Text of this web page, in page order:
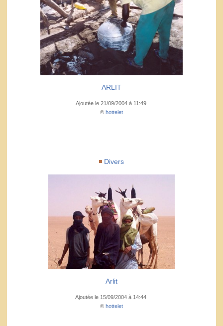
ARLIT
Ajoutée le 21/09/2004 à 11:49
© hottelet
Divers
Arlit
Ajoutée le 15/09/2004 à 14:44
© hottelet